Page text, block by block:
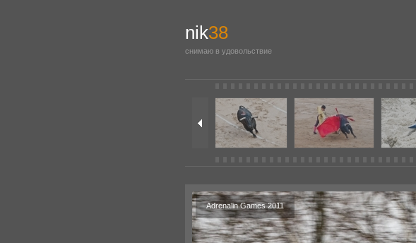
nik38
снимаю в удовольствие
Adrenalin Games 2011